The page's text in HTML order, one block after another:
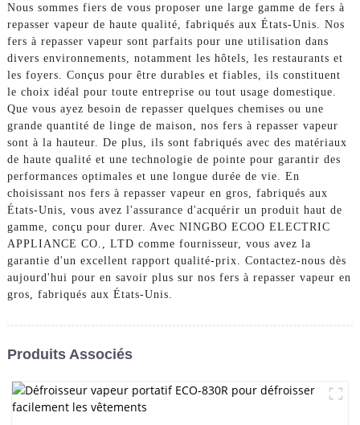
Nous sommes fiers de vous proposer une large gamme de fers à
repasser vapeur de haute qualité, fabriqués aux États-Unis. Nos
fers à repasser vapeur sont parfaits pour une utilisation dans
divers environnements, notamment les hôtels, les restaurants et
les foyers. Conçus pour être durables et fiables, ils constituent
le choix idéal pour toute entreprise ou tout usage domestique.
Que vous ayez besoin de repasser quelques chemises ou une
grande quantité de linge de maison, nos fers à repasser vapeur
sont à la hauteur. De plus, ils sont fabriqués avec des matériaux
de haute qualité et une technologie de pointe pour garantir des
performances optimales et une longue durée de vie. En
choisissant nos fers à repasser vapeur en gros, fabriqués aux
États-Unis, vous avez l'assurance d'acquérir un produit haut de
gamme, conçu pour durer. Avec NINGBO ECOO ELECTRIC
APPLIANCE CO., LTD comme fournisseur, vous avez la
garantie d'un excellent rapport qualité-prix. Contactez-nous dès
aujourd'hui pour en savoir plus sur nos fers à repasser vapeur en
gros, fabriqués aux États-Unis.
Produits Associés